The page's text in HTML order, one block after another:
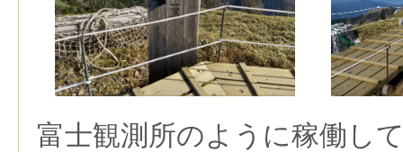
富士観測所のように稼働し